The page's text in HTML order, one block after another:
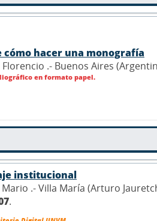
cómo hacer una monografía
.- Buenos Aires
en formato papel.
institucional
.- Villa María (Arturo
.